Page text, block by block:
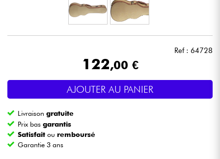
Batteries & Percu
Vents
Violons & Quatuor
Ref : 64728
122,00 €
AJOUTER AU PANIER
Livraisongratuite
Prix basgarantis
Satisfait ou remboursé
Garantie 3 ans